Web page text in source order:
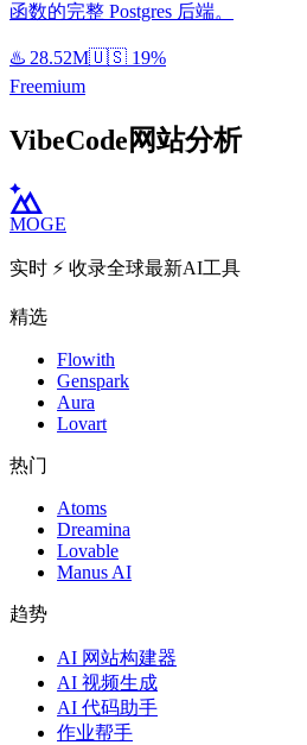
函数的完整 Postgres 后端。
♨️ 28.52M🇺🇸 19%
Freemium
VibeCode网站分析
MOGE
实时 ⚡️ 收录全球最新AI工具
精选
Flowith
Genspark
Aura
Lovart
热门
Atoms
Dreamina
Lovable
Manus AI
趋势
AI 网站构建器
AI 视频生成
AI 代码助手
作业帮手